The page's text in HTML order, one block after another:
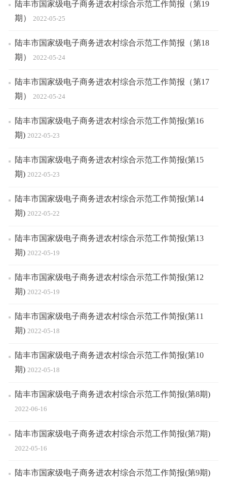
陆丰市国家级电子商务进农村综合示范工作简报（第19
期）
2022-05-25
陆丰市国家级电子商务进农村综合示范工作简报（第18
期）
2022-05-24
陆丰市国家级电子商务进农村综合示范工作简报（第17
期）
2022-05-24
陆丰市国家级电子商务进农村综合示范工作简报(第16
期) 2022-05-23
陆丰市国家级电子商务进农村综合示范工作简报(第15
期) 2022-05-23
陆丰市国家级电子商务进农村综合示范工作简报(第14
期) 2022-05-22
陆丰市国家级电子商务进农村综合示范工作简报(第13
期) 2022-05-19
陆丰市国家级电子商务进农村综合示范工作简报(第12
期) 2022-05-19
陆丰市国家级电子商务进农村综合示范工作简报(第11
期) 2022-05-18
陆丰市国家级电子商务进农村综合示范工作简报(第10
期) 2022-05-18
陆丰市国家级电子商务进农村综合示范工作简报(第8期)
2022-06-16
陆丰市国家级电子商务进农村综合示范工作简报(第7期)
2022-05-16
陆丰市国家级电子商务进农村综合示范工作简报(第9期)